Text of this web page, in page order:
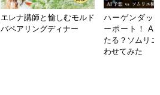
エレナ講師と愉しむモルド
バペアリングディナー
ハーゲンダッ
ーポート！ AI
たる？ソムリ
わせてみた